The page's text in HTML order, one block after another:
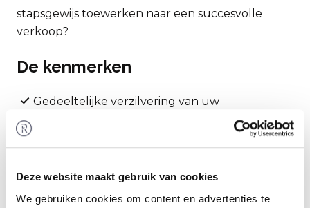
Deze website maakt gebruik van cookies
We gebruiken cookies om content en advertenties te
stapsgewijs toewerken naar een succesvolle
verkoop?
De kenmerken
Gedeeltelijke verzilvering van uw
Gedeelde controle over uw onderneming
netwerk van de investeerder
Een medeaandeelhouder